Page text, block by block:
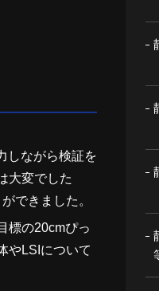
しながら検証を
大変でした
できました。
標の20cmぴっ
やLSIについて